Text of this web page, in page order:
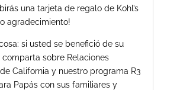
una tarjeta de regalo de Kohl’s
agradecimiento!
si usted se benefició de su
comparta sobre Relaciones
California y nuestro programa R3
Papás con sus familiares y